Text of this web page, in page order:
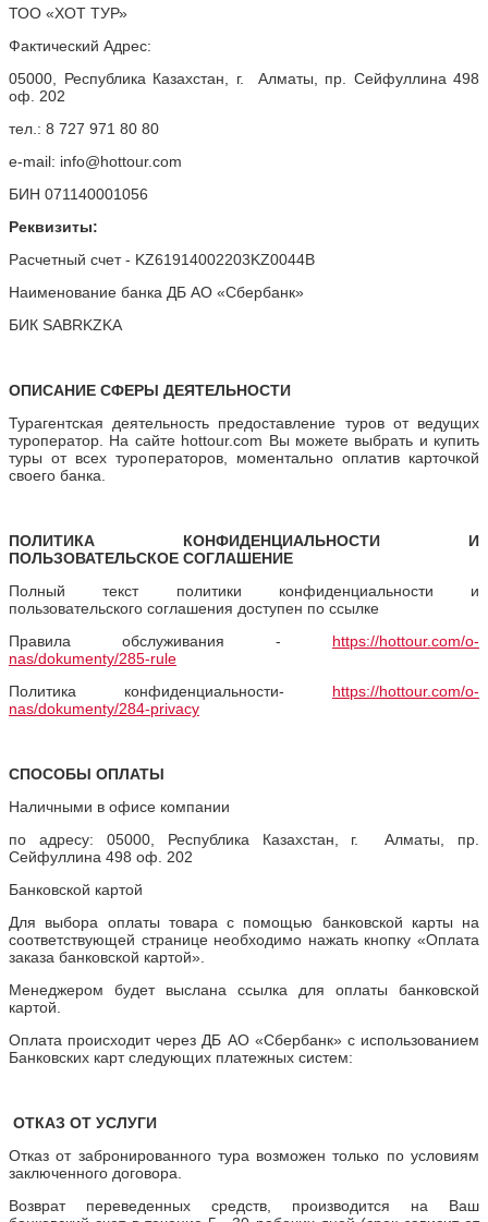
ТОО «ХОТ ТУР»
Фактический Адрес:
05000, Республика Казахстан, г. Алматы, пр. Сейфуллина 498
оф. 202
тел.: 8 727 971 80 80
e-mail: info@hottour.com
БИН 071140001056
Реквизиты:
Расчетный счет - KZ61914002203KZ0044B
Наименование банка ДБ АО «Сбербанк»
БИК SABRKZKA
ОПИСАНИЕ СФЕРЫ ДЕЯТЕЛЬНОСТИ
Турагентская деятельность предоставление туров от ведущих
туроператор. На сайте hottour.com Вы можете выбрать и купить
туры от всех туроператоров, моментально оплатив карточкой
своего банка.
ПОЛИТИКА КОНФИДЕНЦИАЛЬНОСТИ И
ПОЛЬЗОВАТЕЛЬСКОЕ СОГЛАШЕНИЕ
Полный текст политики конфиденциальности и
пользовательского соглашения доступен по ссылке
Правила обслуживания - https://hottour.com/o-
nas/dokumenty/285-rule
Политика конфиденциальности- https://hottour.com/o-
nas/dokumenty/284-privacy
СПОСОБЫ ОПЛАТЫ
Наличными в офисе компании
по адресу: 05000, Республика Казахстан, г. Алматы, пр.
Сейфуллина 498 оф. 202
Банковской картой
Для выбора оплаты товара с помощью банковской карты на
соответствующей странице необходимо нажать кнопку «Оплата
заказа банковской картой».
Менеджером будет выслана ссылка для оплаты банковской
картой.
Оплата происходит через ДБ АО «Сбербанк» с использованием
Банковских карт следующих платежных систем:
ОТКАЗ ОТ УСЛУГИ
Отказ от забронированного тура возможен только по условиям
заключенного договора.
Возврат переведенных средств, производится на Ваш